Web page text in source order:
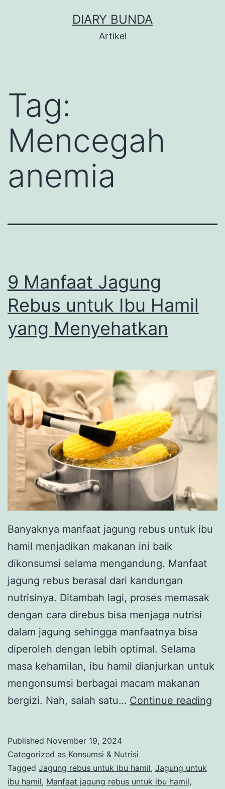
DIARY BUNDA
Artikel
Tag:
Mencegah
anemia
9 Manfaat Jagung
Rebus untuk Ibu Hamil
yang Menyehatkan
Banyaknya manfaat jagung rebus untuk ibu
hamil menjadikan makanan ini baik
dikonsumsi selama mengandung. Manfaat
jagung rebus berasal dari kandungan
nutrisinya. Ditambah lagi, proses memasak
dengan cara direbus bisa menjaga nutrisi
dalam jagung sehingga manfaatnya bisa
diperoleh dengan lebih optimal. Selama
masa kehamilan, ibu hamil dianjurkan untuk
mengonsumsi berbagai macam makanan
bergizi. Nah, salah satu… Continue reading
Published November 19, 2024
Categorized as Konsumsi & Nutrisi
Tagged Jagung rebus untuk ibu hamil, Jagung untuk
ibu hamil, Manfaat jagung rebus untuk ibu hamil,